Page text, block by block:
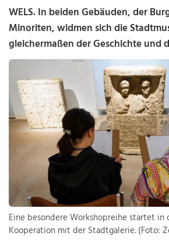
WELS. In beiden Gebäuden, der
Minoriten, widmen sich die
gleichermaßen der Geschichte und
Eine besondere Workshopreihe startet
Kooperation mit der Stadtgalerie. (Foto: